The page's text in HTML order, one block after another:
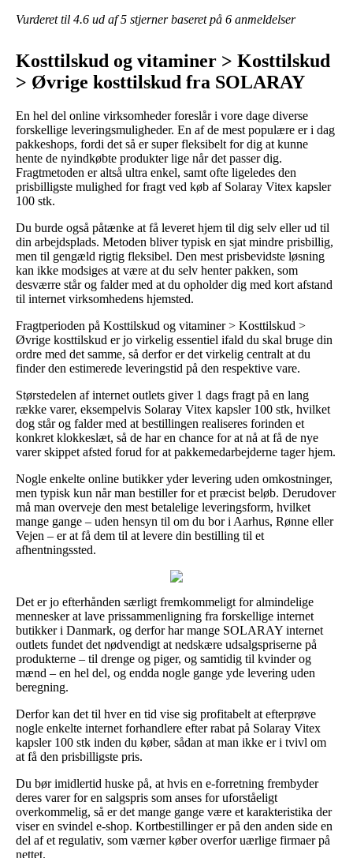
Vurderet til 4.6 ud af 5 stjerner baseret på 6 anmeldelser
Kosttilskud og vitaminer > Kosttilskud
> Øvrige kosttilskud fra SOLARAY
En hel del online virksomheder foreslår i vore dage diverse
forskellige leveringsmuligheder. En af de mest populære er i dag
pakkeshops, fordi det så er super fleksibelt for dig at kunne
hente de nyindkøbte produkter lige når det passer dig.
Fragtmetoden er altså ultra enkel, samt ofte ligeledes den
prisbilligste mulighed for fragt ved køb af Solaray Vitex kapsler
100 stk.
Du burde også påtænke at få leveret hjem til dig selv eller ud til
din arbejdsplads. Metoden bliver typisk en sjat mindre prisbillig,
men til gengæld rigtig fleksibel. Den mest prisbevidste løsning
kan ikke modsiges at være at du selv henter pakken, som
desværre står og falder med at du opholder dig med kort afstand
til internet virksomhedens hjemsted.
Fragtperioden på Kosttilskud og vitaminer > Kosttilskud >
Øvrige kosttilskud er jo virkelig essentiel ifald du skal bruge din
ordre med det samme, så derfor er det virkelig centralt at du
finder den estimerede leveringstid på den respektive vare.
Størstedelen af internet outlets giver 1 dags fragt på en lang
række varer, eksempelvis Solaray Vitex kapsler 100 stk, hvilket
dog står og falder med at bestillingen realiseres forinden et
konkret klokkeslæt, så de har en chance for at nå at få de nye
varer skippet afsted forud for at pakkemedarbejderne tager hjem.
Nogle enkelte online butikker yder levering uden omkostninger,
men typisk kun når man bestiller for et præcist beløb. Derudover
må man overveje den mest betalelige leveringsform, hvilket
mange gange – uden hensyn til om du bor i Aarhus, Rønne eller
Vejen – er at få dem til at levere din bestilling til et
afhentningssted.
Det er jo efterhånden særligt fremkommeligt for almindelige
mennesker at lave prissammenligning fra forskellige internet
butikker i Danmark, og derfor har mange SOLARAY internet
outlets fundet det nødvendigt at nedskære udsalgspriserne på
produkterne – til drenge og piger, og samtidig til kvinder og
mænd – en hel del, og endda nogle gange yde levering uden
beregning.
Derfor kan det til hver en tid vise sig profitabelt at efterprøve
nogle enkelte internet forhandlere efter rabat på Solaray Vitex
kapsler 100 stk inden du køber, sådan at man ikke er i tvivl om
at få den prisbilligste pris.
Du bør imidlertid huske på, at hvis en e-forretning frembyder
deres varer for en salgspris som anses for uforståeligt
overkommelig, så er det mange gange være et karakteristika der
viser en svindel e-shop. Kortbestillinger er på den anden side en
del af et regulativ, som værner køber overfor uærlige firmaer på
nettet.